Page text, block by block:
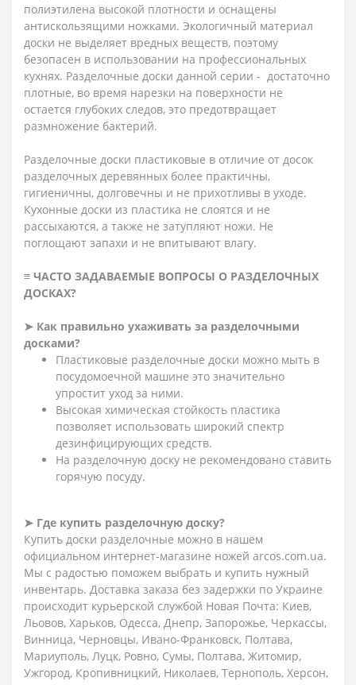
полиэтилена высокой плотности и оснащены
антискользящими ножками. Экологичный материал
доски не выделяет вредных веществ, поэтому
безопасен в использовании на профессиональных
кухнях. Разделочные доски данной серии - достаточно
плотные, во время нарезки на поверхности не
остается глубоких следов, это предотвращает
размножение бактерий.
Разделочные доски пластиковые в отличие от досок
разделочных деревянных более практичны,
гигиеничны, долговечны и не прихотливы в уходе.
Кухонные доски из пластика не слоятся и не
рассыхаются, а также не затупляют ножи. Не
поглощают запахи и не впитывают влагу.
≡ ЧАСТО ЗАДАВАЕМЫЕ ВОПРОСЫ О РАЗДЕЛОЧНЫХ
ДОСКАХ?
➤ Как правильно ухаживать за разделочными
досками?
Пластиковые разделочные доски можно мыть в
посудомоечной машине это значительно
упростит уход за ними.
Высокая химическая стойкость пластика
позволяет использовать широкий спектр
дезинфицирующих средств.
На разделочную доску не рекомендовано ставить
горячую посуду.
➤ Где купить разделочную доску?
Купить доски разделочные можно в нашем
официальном интернет-магазине ножей arcos.com.ua.
Мы с радостью поможем выбрать и купить нужный
инвентарь. Доставка заказа без задержки по Украине
происходит курьерской службой Новая Почта: Киев,
Льовов, Харьков, Одесса, Днепр, Запорожье, Черкассы,
Винница, Черновцы, Ивано-Франковск, Полтава,
Мариуполь, Луцк, Ровно, Сумы, Полтава, Житомир,
Ужгород, Кропивницкий, Николаев, Тернополь, Херсон,